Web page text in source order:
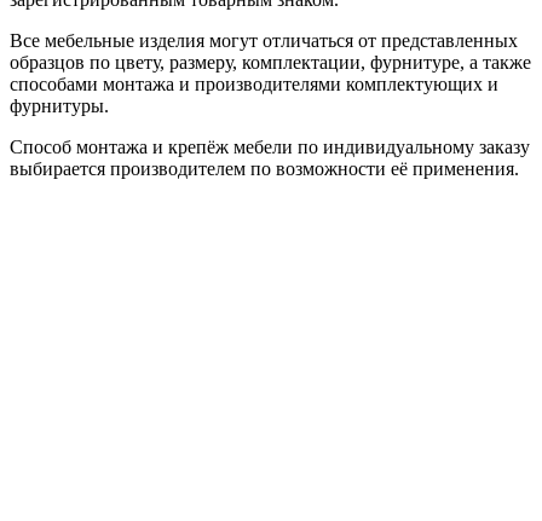
Все мебельные изделия могут отличаться от представленных
образцов по цвету, размеру, комплектации, фурнитуре, а также
способами монтажа и производителями комплектующих и
фурнитуры.
Способ монтажа и крепёж мебели по индивидуальному заказу
выбирается производителем по возможности её применения.